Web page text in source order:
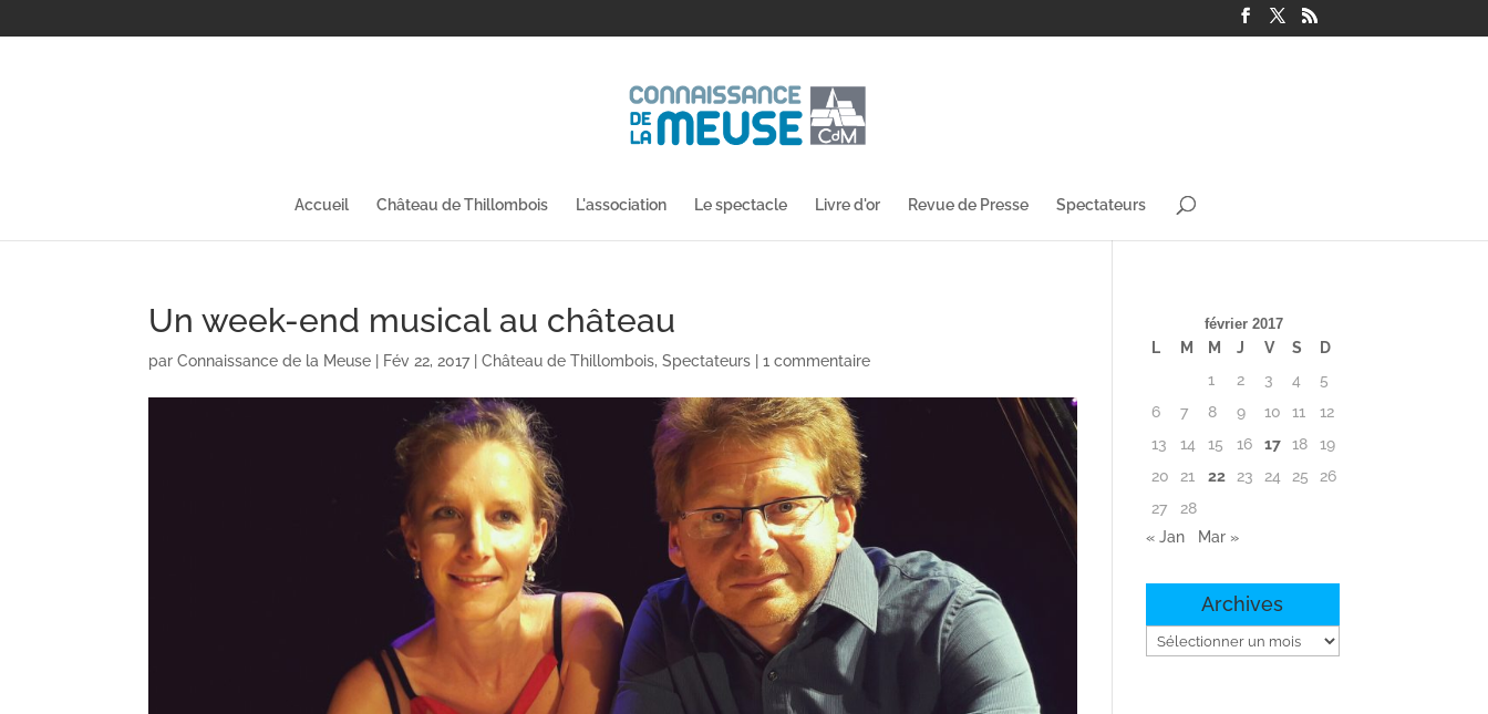
Accueil Château de Thillombois L'association Le spectacle Livre d'or Revue de Presse Spectateurs
Un week-end musical au château
parConnaissance de la Meuse | Fév 22, 2017|Château de Thillombois,Spectateurs |1 commentaire
février 2017
L M M J V S
D
1
2 3 4
5
6
7 8 9 10 11
12
13
14 15 16 17 18
19
20
21 22 23 24 25
26
27
28
« Jan
Mar »
Archives
Archives